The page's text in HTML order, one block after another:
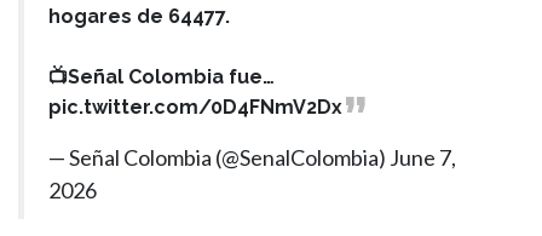
hogares de 64477.
📺Señal Colombia fue…
pic.twitter.com/0D4FNmV2Dx
— Señal Colombia (@SenalColombia) June 7,
2026